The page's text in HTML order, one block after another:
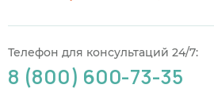
Телефон для консультаций 24/7:
8 (800) 600-73-35